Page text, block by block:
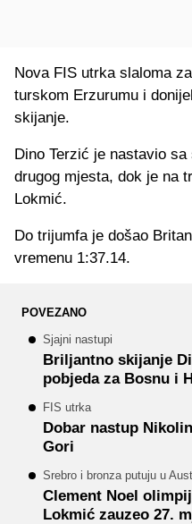
Nova FIS utrka slaloma
turskom Erzurumu i
skijanje.
Dino Terzić je nastavio
drugog mjesta, dok je na
Lokmić.
Do trijumfa je došao
vremenu 1:37.14.
POVEZANO
Sjajni nastupi
Briljantno skijanje
pobjeda za Bosnu i
FIS utrka
Dobar nastup
Gori
Srebro i bronza putuju u
Clement Noel
Lokmić zauzeo 27.